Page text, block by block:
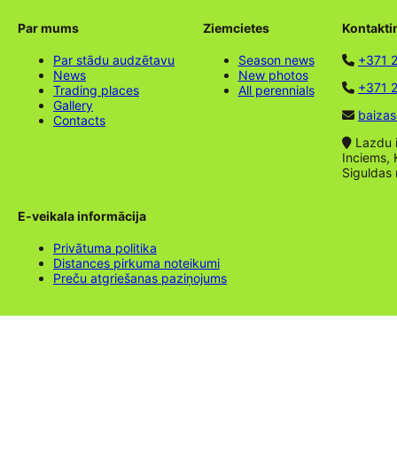
Par mums
Par stādu audzētavu
News
Trading places
Gallery
Contacts
Ziemcietes
Season news
New photos
All perennials
+371
+371
Lazdu
Inciems,
Siguldas
E-veikala informācija
Privātuma politika
Distances pirkuma noteikumi
Preču atgriešanas paziņojums